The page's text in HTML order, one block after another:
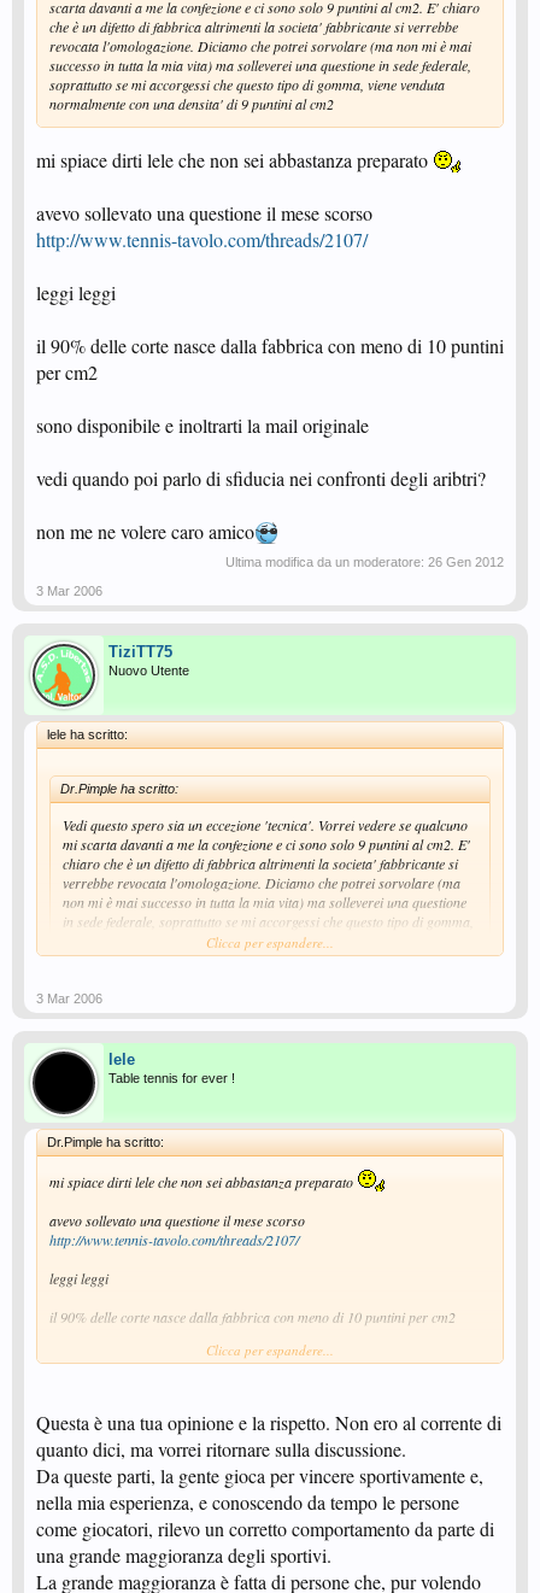
scarta davanti a me la confezione e ci sono solo 9 puntini al cm2. E' chiaro
che è un difetto di fabbrica altrimenti la societa' fabbricante si verrebbe
revocata l'omologazione. Diciamo che potrei sorvolare (ma non mi è mai
successo in tutta la mia vita) ma solleverei una questione in sede federale,
soprattutto se mi accorgessi che questo tipo di gomma, viene venduta
normalmente con una densita' di 9 puntini al cm2
mi spiace dirti lele che non sei abbastanza preparato
avevo sollevato una questione il mese scorso
http://www.tennis-tavolo.com/threads/2107/
leggi leggi
il 90% delle corte nasce dalla fabbrica con meno di 10 puntini
per cm2
sono disponibile e inoltrarti la mail originale
vedi quando poi parlo di sfiducia nei confronti degli aribtri?
non me ne volere caro amico
Ultima modifica da un moderatore: 26 Gen 2012
3 Mar 2006
TiziTT75
Nuovo Utente
lele ha scritto:
Dr.Pimple ha scritto:
Vedi questo spero sia un eccezione 'tecnica'. Vorrei vedere se qualcuno
mi scarta davanti a me la confezione e ci sono solo 9 puntini al cm2. E'
chiaro che è un difetto di fabbrica altrimenti la societa' fabbricante si
verrebbe revocata l'omologazione. Diciamo che potrei sorvolare (ma
non mi è mai successo in tutta la mia vita) ma solleverei una questione
in sede federale, soprattutto se mi accorgessi che questo tipo di gomma,
viene venduta normalmente con una densita' di 9 puntini al cm2
puntini per cm2 richiesti dal regolamento.
Come già altri hanno proposto e come ho scritto poco fa in un'altra
discussione, perchè non dare un mezzo "oggettivo" (come può essere un
catagolo con campioni di tutte le gomme puntinate omologate) enon
"soggettivo" come è adesso. Si parlava di "eccessiva" lucidità, si sa che
quello che è eccessivo per me può essere normale per te o viceversa, se
invece si può usare qualcosa di unificato come termine di paragone tutto
sarebbe più facile anche per voi.
Modifica:
Clicca per espandere...
3 Mar 2006
lele
Table tennis for ever !
Dr.Pimple ha scritto:
mi spiace dirti lele che non sei abbastanza preparato
avevo sollevato una questione il mese scorso
http://www.tennis-tavolo.com/threads/2107/
leggi leggi
il 90% delle corte nasce dalla fabbrica con meno di 10 puntini per cm2
sono disponibile e inoltrarti la mail originale
non me ne volere caro amico
Clicca per espandere...
Questa è una tua opinione e la rispetto. Non ero al corrente di
quanto dici, ma vorrei ritornare sulla discussione.
Da queste parti, la gente gioca per vincere sportivamente e,
nella mia esperienza, e conoscendo da tempo le persone
come giocatori, rilevo un corretto comportamento da parte di
una grande maggioranza degli sportivi.
La grande maggioranza è fatta di persone che, pur volendo